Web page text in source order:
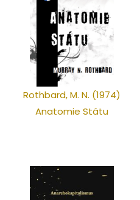
Rothbard, M. N. (1974)
Anatomie Státu